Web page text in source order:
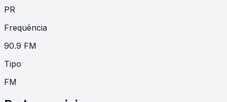
PR
Frequência
90.9 FM
Tipo
FM